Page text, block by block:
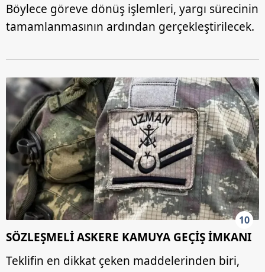
Böylece göreve dönüş işlemleri, yargı sürecinin
tamamlanmasının ardından gerçekleştirilecek.
10
SÖZLEŞMELİ ASKERE KAMUYA GEÇİŞ İMKANI
Teklifin en dikkat çeken maddelerinden biri,